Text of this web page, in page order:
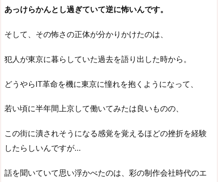
あっけらかんとし過ぎていて逆に怖いんです。
そして、その怖さの正体が分かりかけたのは、
犯人が東京に暮らしていた過去を語り出した時から。
どうやらIT革命を機に東京に憧れを抱くようになって、
若い頃に半年間上京して働いてみたは良いものの、
この街に潰されそうになる感覚を覚えるほどの挫折を経験
したらしいんですが…
話を聞いていて思い浮かべたのは、彩の制作会社時代のエ